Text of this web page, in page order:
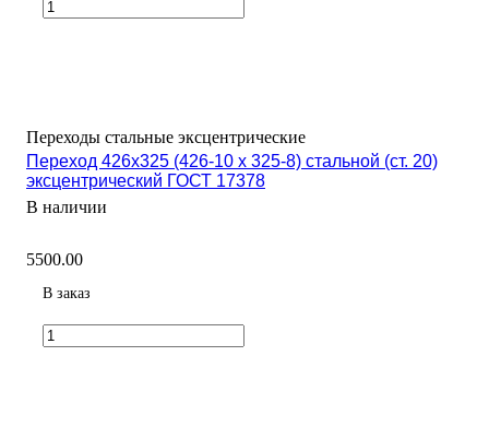
Переходы стальные эксцентрические
Переход 426х325 (426-10 х 325-8) стальной (ст. 20)
эксцентрический ГОСТ 17378
В наличии
5500.00
В заказ